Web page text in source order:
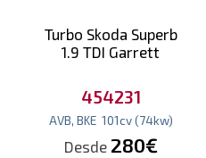
Turbo Skoda Superb
1.9 TDI Garrett
454231
AVB, BKE 101cv (74kw)
Desde 280€